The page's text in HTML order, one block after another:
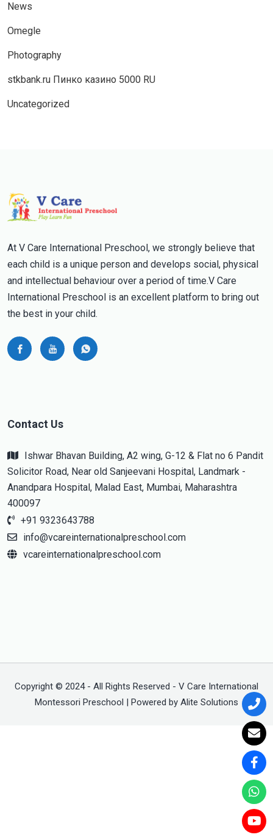
News
Omegle
Photography
stkbank.ru Пинко казино 5000 RU
Uncategorized
At V Care International Preschool, we strongly believe that
each child is a unique person and develops social, physical
and intellectual behaviour over a period of time.V Care
International Preschool is an excellent platform to bring out
the best in your child.
Contact Us
Ishwar Bhavan Building, A2 wing, G-12 & Flat no 6 Pandit
Solicitor Road, Near old Sanjeevani Hospital, Landmark -
Anandpara Hospital, Malad East, Mumbai, Maharashtra
400097
+91 9323643788
info@vcareinternationalpreschool.com
vcareinternationalpreschool.com
Copyright © 2024 - All Rights Reserved - V Care International
Montessori Preschool | Powered by Alite Solutions